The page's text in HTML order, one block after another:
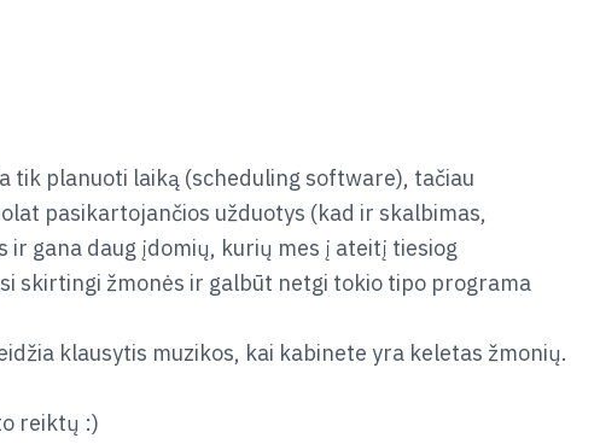
tik planuoti laiką (scheduling software), tačiau
pasikartojančios užduotys (kad ir skalbimas,
gana daug įdomių, kurių mes į ateitį tiesiog
skirtingi žmonės ir galbūt netgi tokio tipo programa
klausytis muzikos, kai kabinete yra keletas žmonių.
reiktų :)